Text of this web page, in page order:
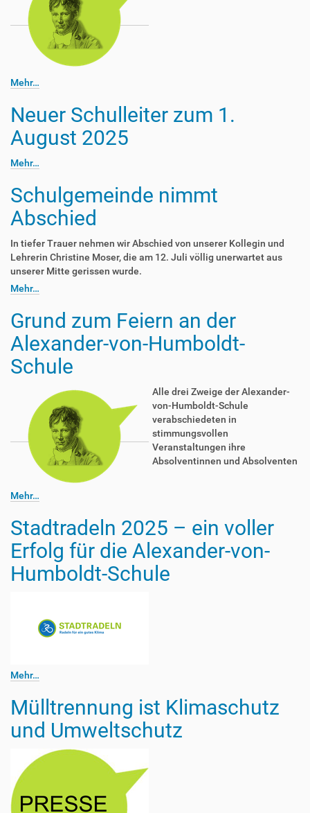
Mehr…
Neuer Schulleiter zum 1.
August 2025
Mehr…
Schulgemeinde nimmt
Abschied
In tiefer Trauer nehmen wir Abschied von unserer Kollegin und
Lehrerin Christine Moser, die am 12. Juli völlig unerwartet aus
unserer Mitte gerissen wurde.
Mehr…
Grund zum Feiern an der
Alexander-von-Humboldt-
Schule
Alle drei Zweige der Alexander-
von-Humboldt-Schule
verabschiedeten in
stimmungsvollen
Veranstaltungen ihre
Absolventinnen und Absolventen
Mehr…
Stadtradeln 2025 – ein voller
Erfolg für die Alexander-von-
Humboldt-Schule
Mehr…
Mülltrennung ist Klimaschutz
und Umweltschutz